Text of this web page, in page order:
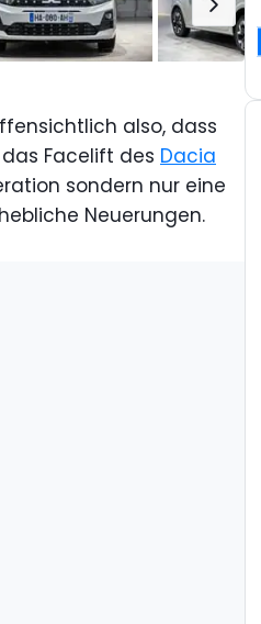
also, dass
Facelift des Dacia
sondern nur eine
Neuerungen.